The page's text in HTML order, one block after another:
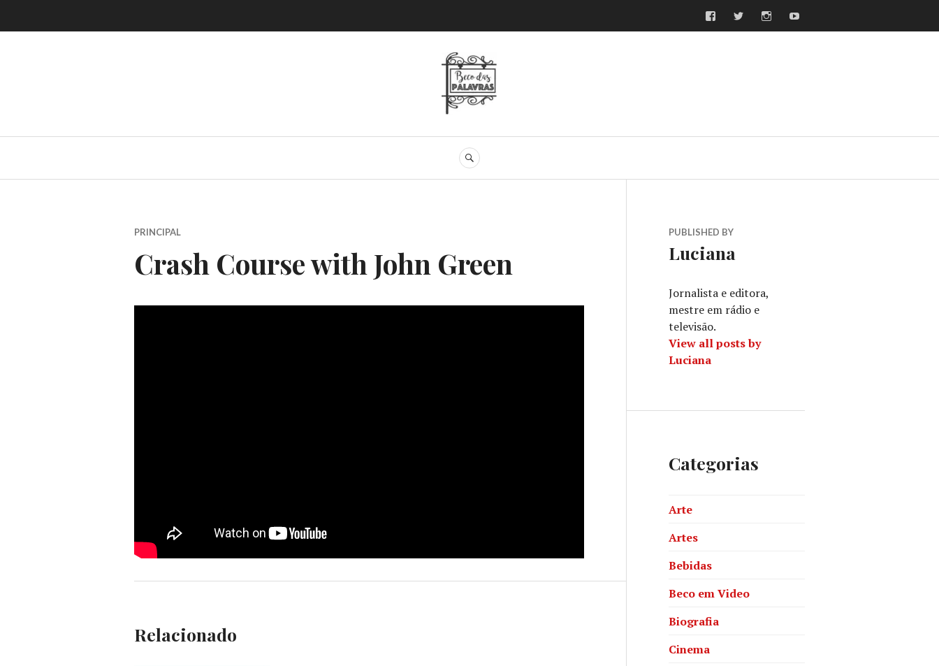
to
FacebookTwitterInstagram
Beco das Palavras
SEARCH
PRINCIPAL
Crash Course with John Green
Relacionado
PUBLISHED BY
Luciana
Jornalista e editora,
mestre em rádio e
televisão.
View all posts by
Luciana
Categorias
Arte
Artes
Bebidas
Beco em Video
Biografia
Cinema